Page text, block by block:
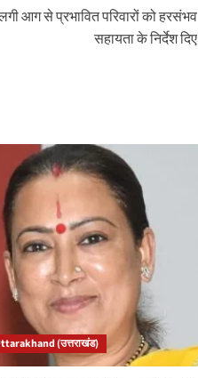
आग से प्रभावित परिवारों को हरसंभव
सहायता के निर्देश दिए
(उत्तराखंड)